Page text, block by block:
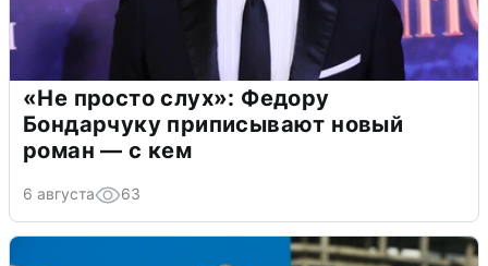
«Не просто слух»: Федору
Бондарчуку приписывают новый
роман — с кем
6 августа 63